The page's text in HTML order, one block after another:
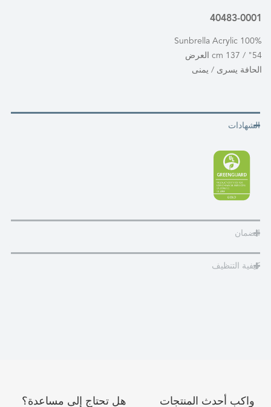
40483-0001
100% Sunbrella Acrylic
54" / 137 cm العرض
الحافة يسرى / يمنى
الشهادات
الضمان
كيفية التنظيف
هل تحتاج إلى مساعدة؟ واكب أحدث المنتجات